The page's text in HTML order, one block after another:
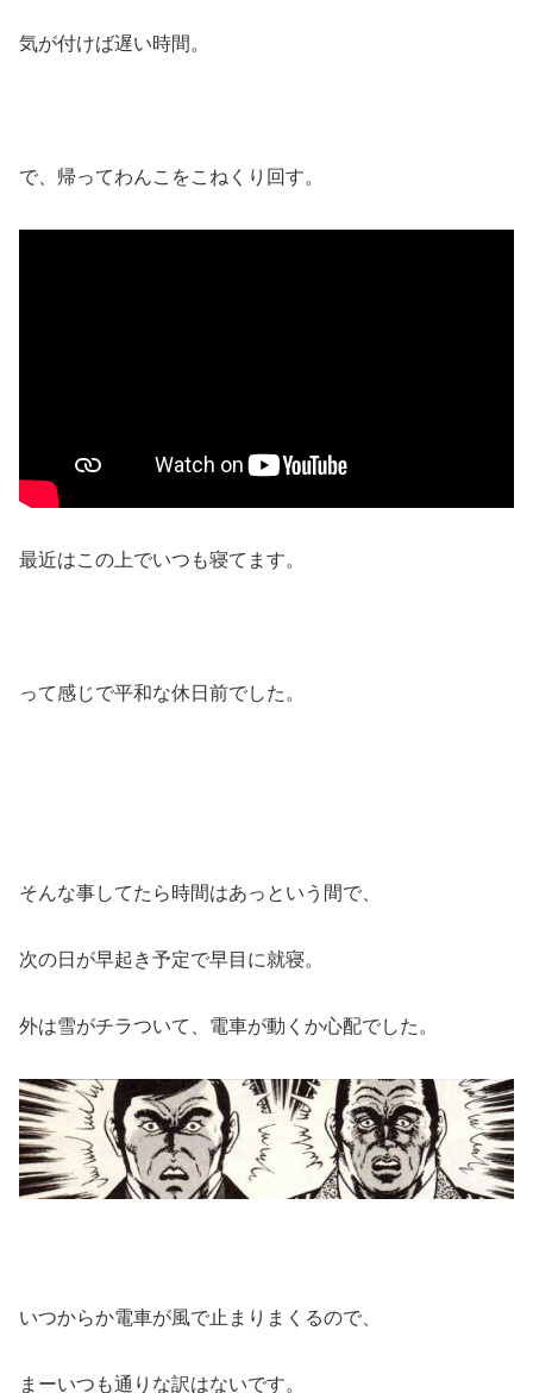
気が付けば遅い時間。
で、帰ってわんこをこねくり回す。
最近はこの上でいつも寝てます。
って感じで平和な休日前でした。
そんな事してたら時間はあっという間で、
次の日が早起き予定で早目に就寝。
外は雪がチラついて、電車が動くか心配でした。
いつからか電車が風で止まりまくるので、
まーいつも通りな訳はないです。